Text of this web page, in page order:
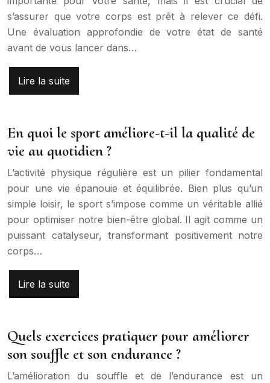
s’assurer que votre corps est prêt à relever ce défi.
Une évaluation approfondie de votre état de santé
avant de vous lancer dans…
Lire la suite
En quoi le sport améliore-t-il la qualité de
vie au quotidien ?
L’activité physique régulière est un pilier fondamental
pour une vie épanouie et équilibrée. Bien plus qu’un
simple loisir, le sport s’impose comme un véritable allié
pour optimiser notre bien-être global. Il agit comme un
puissant catalyseur, transformant positivement notre
corps…
Lire la suite
Quels exercices pratiquer pour améliorer
son souffle et son endurance ?
L’amélioration du souffle et de l’endurance est un